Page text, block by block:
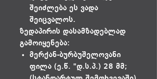
შეიძლება ეს ვადა
შეიცვალოს.
ზედაპირის დასამზადებლად
გამოიყენება:
მერქან-ბურბუშელოვანი
ფილა (ე.წ. "დ.ს.პ.) 28 მმ;